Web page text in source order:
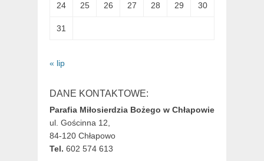
24 25 26 27 28 29 30
31
« lip
DANE KONTAKTOWE:
Parafia Miłosierdzia Bożego w Chłapowie
ul. Gościnna 12,
84-120 Chłapowo
Tel. 602 574 613